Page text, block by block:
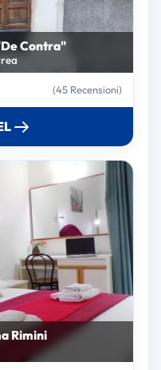
Contra"
(45 Recensioni)
Rimini